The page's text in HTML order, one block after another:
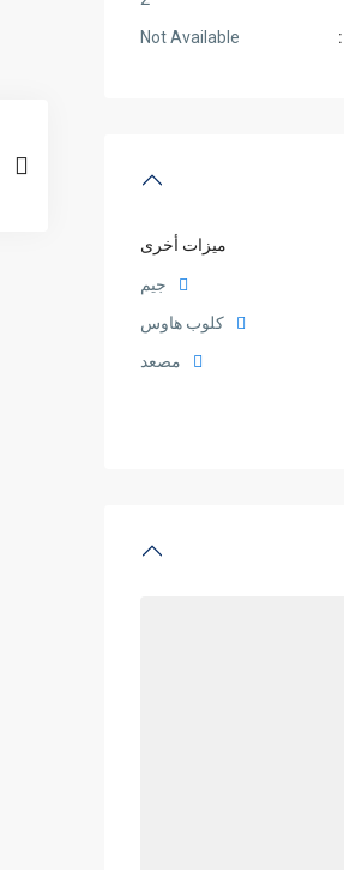
Not Available
ميزات أخرى
جيم
كلوب هاوس
مصعد